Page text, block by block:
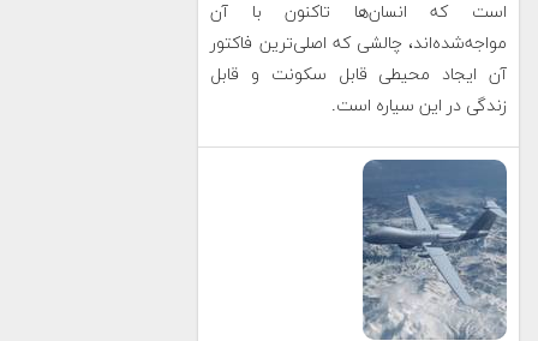
است که انسان‌ها تاکنون با آن
مواجه‌شده‌اند،‌ چالشی که اصلی‌ترین فاکتور
آن ایجاد محیطی قابل سکونت و قابل
زندگی در این سیاره‌ است.